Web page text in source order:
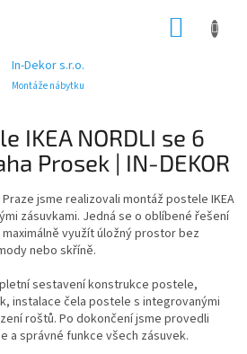
In-Dekor s.r.o.
Montáže nábytku
IKEA NORDLI se 6
Prosek | IN-DEKOR
jsme realizovali montáž postele IKEA
zásuvkami. Jedná se o oblíbené řešení
využít úložný prostor bez
nebo skříně.
sestavení konstrukce postele,
instalace čela postele s integrovanými
roštů. Po dokončení jsme provedli
a správné funkce všech zásuvek.